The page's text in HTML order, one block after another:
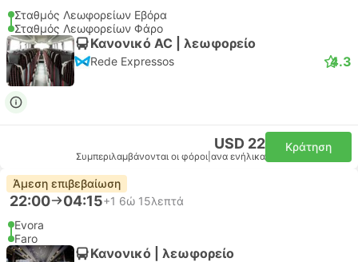
Σταθμός Λεωφορείων Εβόρα
Σταθμός Λεωφορείων Φάρο
Κανονικό AC | λεωφορείο
Rede Expressos 4.3
USD 22
Συμπεριλαμβάνονται οι φόροι ανα ενήλικα
Κράτηση
Άμεση επιβεβαίωση
22:00 04:15+1 6ώ 15λεπτά
Evora
Faro
Κανονικό | λεωφορείο